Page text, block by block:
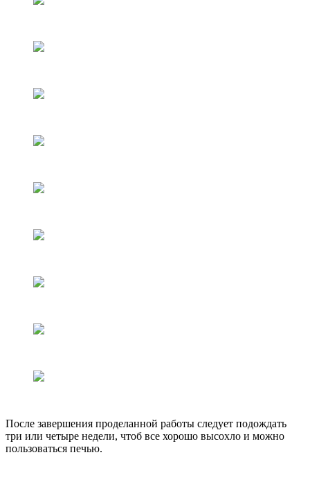
После завершения проделанной работы следует подождать
три или четыре недели, чтоб все хорошо высохло и можно
пользоваться печью.